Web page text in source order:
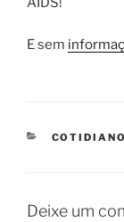
E sem
COTIDIANO
Deixe um